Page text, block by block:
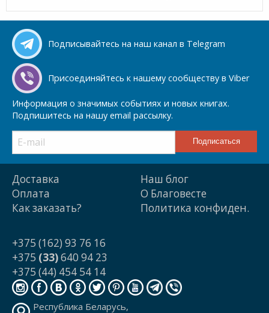
Подписывайтесь на наш канал в Telegram
Присоединяйтесь к нашему сообществу в Viber
Информация о значимых событиях и новых книгах.
Подпишитесь на нашу email рассылку.
Доставка
Оплата
Как заказать?
Наш блог
О Благовесте
Политика конфиден.
+375 (162) 93 76 16
+375 (33)640 94 23
+375 (44) 454 54 14
Республика Беларусь,